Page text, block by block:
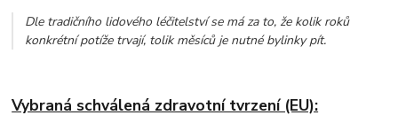
Dle tradičního lidového léčitelství se má za to, že kolik roků
konkrétní potíže trvají, tolik měsíců je nutné bylinky pít.
Vybraná schválená zdravotní tvrzení (EU):